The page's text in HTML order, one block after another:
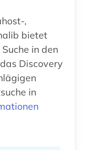
,
bietet
in